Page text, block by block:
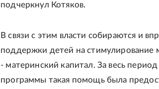
подчеркнул Котяков.
В связи с этим власти собираются и
поддержки детей на стимулирование
- материнский капитал. За весь
программы такая помощь была